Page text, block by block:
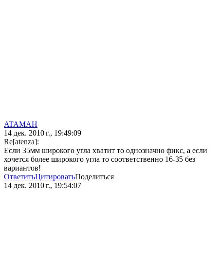
ATAMAH
14 дек. 2010 г., 19:49:09
Re[atenza]:
Если 35мм широкого угла хватит то однозначно фикс, а если
хочется более широкого угла то соответственно 16-35 без
вариантов!
ОтветитьЦитироватьПоделиться
14 дек. 2010 г., 19:54:07